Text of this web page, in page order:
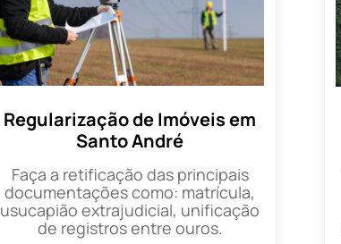
Regularização de Imóveis em
Santo André
Faça a retificação das principais
documentações como: matrícula,
usucapião extrajudicial, unificação
de registros entre ouros.